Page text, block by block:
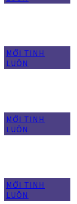
MỚI TINH
LUÔN
MỚI TINH
LUÔN
MỚI TINH
LUÔN